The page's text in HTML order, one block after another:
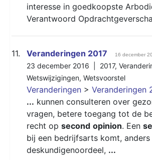
interesse in goedkoopste
Verantwoord
11. Veranderingen 2017 16 december
23 december 2016 | 2017,
Wetswijzigingen, Wetsvoorstel
Veranderingen > Veranderingen
... kunnen consulteren over
vragen, betere toegang tot de
recht op second opinion. Een
bij een bedrijfsarts komt, anders
deskundigenoordeel, ...